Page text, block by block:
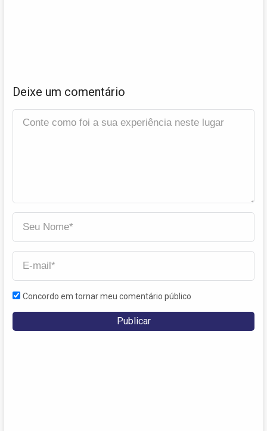
Deixe um comentário
Concordo em tornar meu comentário público